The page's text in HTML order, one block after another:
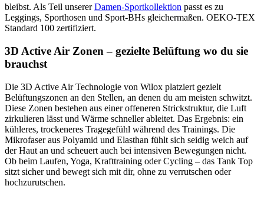
bleibst. Als Teil unsererDamen-Sportkollektion passt es zu
Leggings, Sporthosen und Sport-BHs gleichermaßen. OEKO-TEX
Standard 100 zertifiziert.
3D Active Air Zonen – gezielte Belüftung wo du sie
brauchst
Die 3D Active Air Technologie von Wilox platziert gezielt
Belüftungszonen an den Stellen, an denen du am meisten schwitzt.
Diese Zonen bestehen aus einer offeneren Strickstruktur, die Luft
zirkulieren lässt und Wärme schneller ableitet. Das Ergebnis: ein
kühleres, trockeneres Tragegefühl während des Trainings. Die
Mikrofaser aus Polyamid und Elasthan fühlt sich seidig weich auf
der Haut an und scheuert auch bei intensiven Bewegungen nicht.
Ob beim Laufen, Yoga, Krafttraining oder Cycling – das Tank Top
sitzt sicher und bewegt sich mit dir, ohne zu verrutschen oder
hochzurutschen.